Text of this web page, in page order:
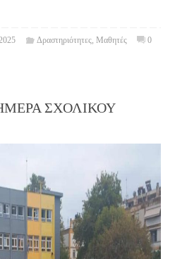
Δραστηριότητες, Μαθητές 0
ΣΧΟΛΙΚΟΥ